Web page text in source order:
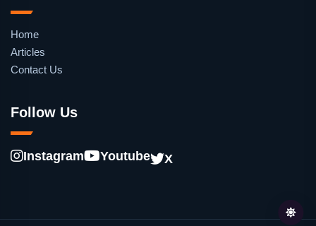
Home
Articles
Contact Us
Follow Us
Instagram Youtube X